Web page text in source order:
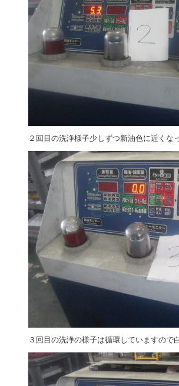
２回目の洗浄様子少しずつ新油色に近くな
３回目の洗浄の様子は循環していますの